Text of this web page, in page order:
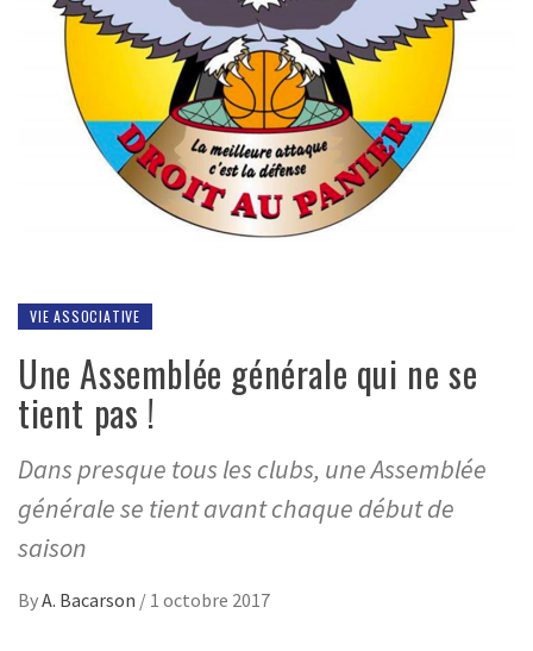
VIE ASSOCIATIVE
Une Assemblée générale qui ne se
tient pas !
Dans presque tous les clubs, une Assemblée
générale se tient avant chaque début de
saison
ByA. Bacarson / 1 octobre 2017